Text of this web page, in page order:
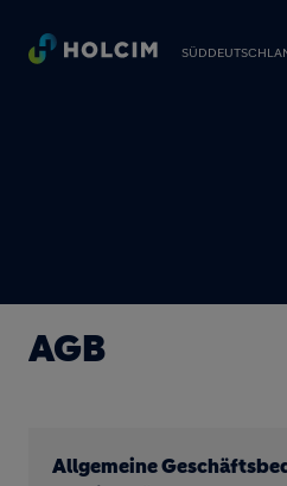
AGB
Allgemeine